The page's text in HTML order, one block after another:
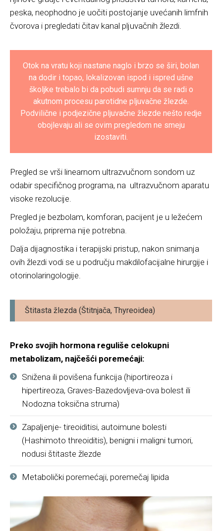
peska, neophodno je uočiti postojanje uvećanih limfnih
čvorova i pregledati čitav kanal pljuvačnih žlezdi.
Otok na vratu koji nastane naglo i brzo se širi, bolan
na dodir i topao, lokalizovan ispod i ispred ušne
školjke trebalo bi da pobudi sumnju da se radi o
akutnom procesu parotidne pljuvačne žlezde.
Podvilične i podjezične pljuvačne žlezde nešto redje
obojlevaju ali se ovim pregledom ne smeju
izostaviti.
Pregled se vrši linearnom ultrazvučnom sondom uz
odabir specifičnog programa, na ultrazvučnom aparatu
visoke rezolucije.
Pregled je bezbolam, komforan, pacijent je u ležećem
položaju, priprema nije potrebna.
Dalja dijagnostika i terapijski pristup, nakon snimanja
ovih žlezdi vodi se u području makdilofacijalne hirurgije i
otorinolaringologije.
Štitasta žlezda (Štitnjača, Thyreoidea)
Preko svojih hormona reguliše celokupni
metabolizam, najčešći poremećaji:
Snižena ili povišena funkcija (hiportireoza i
hipertireoza, Graves-Bazedovljeva-ova bolest ili
Nodozna toksična struma)
Zapaljenje- tireoiditisi, autoimune bolesti
(Hashimoto threoiditis), benigni i maligni tumori,
nodusi štitaste žlezde
Metabolički poremećaji, poremečaj lipida